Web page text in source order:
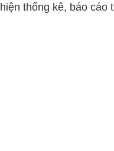
hiện thống kê, báo cáo